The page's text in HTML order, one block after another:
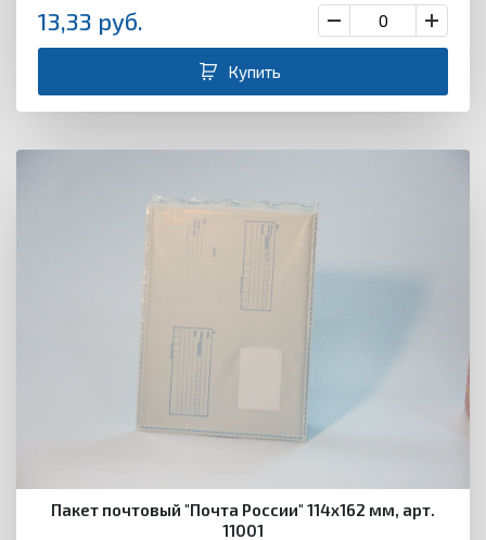
13,33 руб.
Купить
Пакет почтовый "Почта России" 114х162 мм, арт.
11001